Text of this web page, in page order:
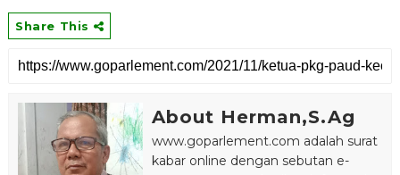
Share This
About Herman,S.Ag
www.goparlement.com adalah surat
kabar online dengan sebutan e-